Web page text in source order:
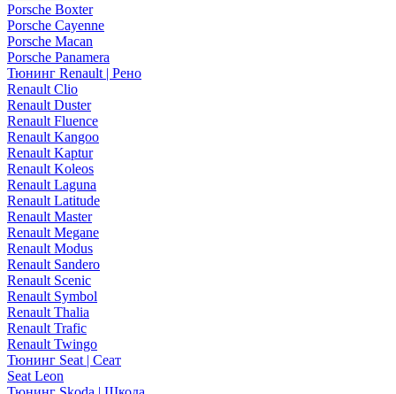
Porsche Boxter
Porsche Cayenne
Porsche Macan
Porsche Panamera
Тюнинг Renault | Рено
Renault Clio
Renault Duster
Renault Fluence
Renault Kangoo
Renault Kaptur
Renault Koleos
Renault Laguna
Renault Latitude
Renault Master
Renault Megane
Renault Modus
Renault Sandero
Renault Scenic
Renault Symbol
Renault Thalia
Renault Trafic
Renault Twingo
Тюнинг Seat | Сеат
Seat Leon